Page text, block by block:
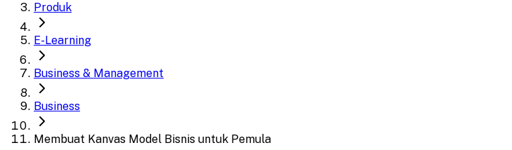
Produk
E-Learning
Business & Management
Business
Membuat Kanvas Model Bisnis untuk Pemula